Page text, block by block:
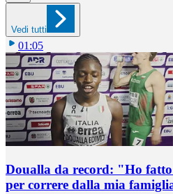
Vedi tutti
01:05
Doualla da record: "Ho
per correre dalla mia